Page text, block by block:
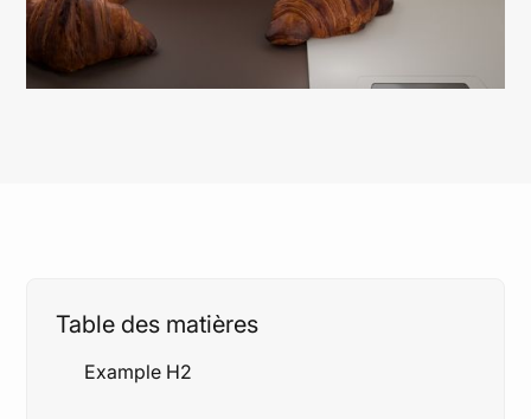
Table des matières
Example H2